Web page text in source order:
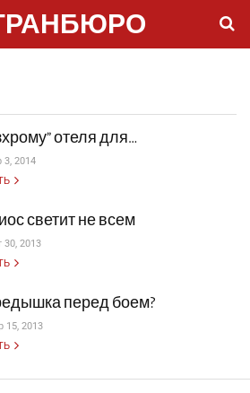
отеля для…
3, 2014
светит не всем
30, 2013
перед боем?
15, 2013